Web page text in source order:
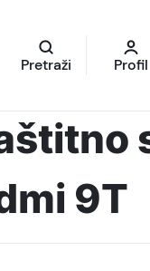
Pretraži Profil
9T